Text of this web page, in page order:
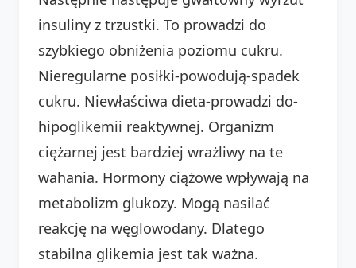
insuliny z trzustki. To prowadzi do
szybkiego obniżenia poziomu cukru.
Nieregularne posiłki-powodują-spadek
cukru. Niewłaściwa dieta-prowadzi do-
hipoglikemii reaktywnej. Organizm
ciężarnej jest bardziej wrażliwy na te
wahania. Hormony ciążowe wpływają na
metabolizm glukozy. Mogą nasilać
reakcję na węglowodany. Dlatego
stabilna glikemia jest tak ważna.